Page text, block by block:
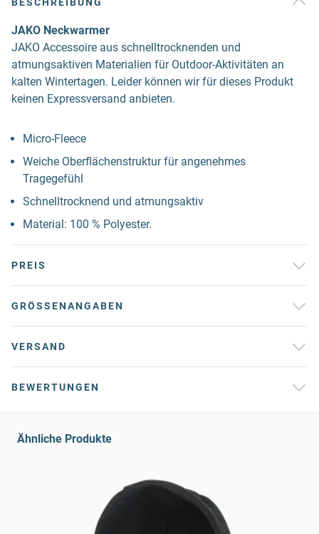
JAKO Neckwarmer
JAKO Accessoire aus schnelltrocknenden und
atmungsaktiven Materialien für Outdoor-Aktivitäten an
kalten Wintertagen. Leider können wir für dieses Produkt
keinen Expressversand anbieten.
Micro-Fleece
Weiche Oberflächenstruktur für angenehmes
Tragegefühl
Schnelltrocknend und atmungsaktiv
Material: 100 % Polyester.
PREIS
GRÖSSENANGABEN
VERSAND
BEWERTUNGEN
Ähnliche Produkte